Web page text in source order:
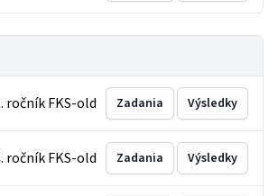
ročník FKS-old Zadania Výsledky
ročník FKS-old Zadania Výsledky